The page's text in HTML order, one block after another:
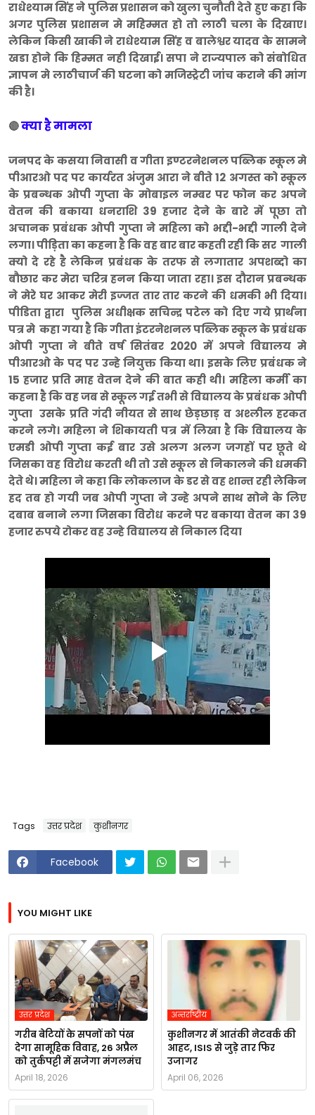
राधेश्याम सिंह ने पुलिस प्रशासन को खुला चुनौती देते हुए कहा कि
अगर पुलिस प्रशासन मे महिम्मत हो तो लाठी चला के दिखाए।
लेकिन किसी खाकी ने राधेश्याम सिंह व बालेश्वर यादव के सामने
खडा होने कि हिम्मत नही दिखाई। सपा ने राज्यपाल को संबोधित
ज्ञापन मे लाठीचार्ज की घटना को मजिस्ट्रेटी जांच कराने की मांग
की है।
🔴क्या है मामला
जनपद के कसया निवासी व गीता इण्टरनेशनल पब्लिक स्कूल मे
पीआरओ पद पर कार्यरत अंजुम आरा ने बीते 12 अगस्त को स्कूल
के प्रबन्धक ओपी गुप्ता के मोबाइल नम्बर पर फोन कर अपने
वेतन की बकाया धनराशि 39 हजार देने के बारे में पूछा तो
अचानक प्रबंधक ओपी गुप्ता ने महिला को भद्दी-भद्दी गाली देने
लगा। पीड़िता का कहना है कि वह बार बार कहती रही कि सर गाली
क्यो दे रहे है लेकिन प्रबंधक के तरफ से लगातार अपशब्दो का
बौछार कर मेरा चरित्र हनन किया जाता रहा। इस दौरान प्रबन्धक
ने मेरे घर आकर मेरी इज्जत तार तार करने की धमकी भी दिया।
पीडिता द्वारा पुलिस अधीक्षक सचिन्द्र पटेल को दिए गये प्रार्थना
पत्र मे कहा गया है कि गीता इंटरनेशनल पब्लिक स्कूल के प्रबंधक
ओपी गुप्ता ने बीते वर्ष सितंबर 2020 में अपने विद्यालय मे
पीआरओ के पद पर उन्हे नियुक्त किया था। इसके लिए प्रबंधक ने
15 हजार प्रति माह वेतन देने की बात कही थी। महिला कर्मी का
कहना है कि वह जब से स्कूल गई तभी से विद्यालय के प्रबंधक ओपी
गुप्ता उसके प्रति गंदी नीयत से साथ छेड़छाड़ व अश्लील हरकत
करने लगे। महिला ने शिकायती पत्र में लिखा है कि विद्यालय के
एमडी ओपी गुप्ता कई बार उसे अलग अलग जगहों पर छूते थे
जिसका वह विरोध करती थी तो उसे स्कूल से निकालने की धमकी
देते थे। महिला ने कहा कि लोकलाज के डर से वह शान्त रही लेकिन
हद तब हो गयी जब ओपी गुप्ता ने उन्हे अपने साथ सोने के लिए
दबाब बनाने लगा जिसका विरोध करने पर बकाया वेतन का 39
हजार रुपये रोकर वह उन्हे विद्यालय से निकाल दिया
Tags उत्तर प्रदेश कुशीनगर
Facebook
YOU MIGHT LIKE
उत्तर प्रदेश
गरीब बेटियों के सपनों को पंख
देगा सामूहिक विवाह, 26 अप्रैल
को तुर्कपट्टी में सजेगा मंगलमंच
April 18, 2026
अन्तर्राष्ट्रीय
कुशीनगर में आतंकी नेटवर्क की
आहट, ISIS से जुड़े तार फिर
उजागर
April 06, 2026